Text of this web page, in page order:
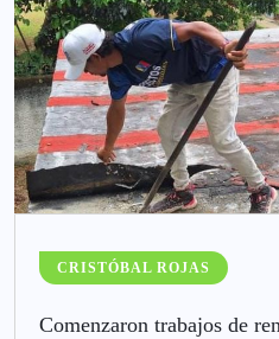
CRISTÓBAL ROJAS
Comenzaron trabajos de